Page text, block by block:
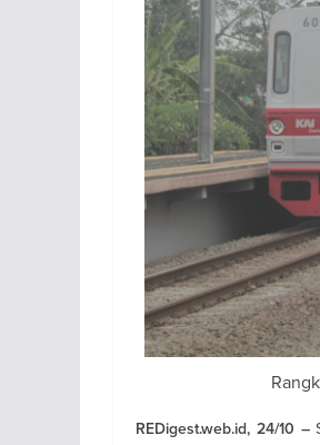
REDigest.web.id, 24/10 –